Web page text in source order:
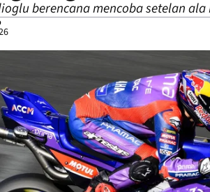
berencana mencoba setelan